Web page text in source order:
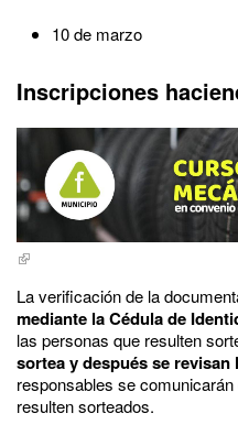
10 de marzo
Inscripciones
La verificación de la
mediante la Cédula de
las personas que resulten
sortea y después se
responsables se
resulten sorteados.